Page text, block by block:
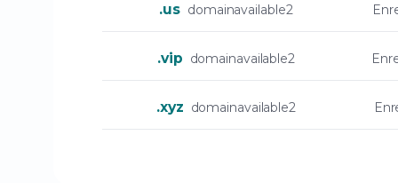
.us domainavailable2
.vip domainavailable2
.xyz domainavailable2